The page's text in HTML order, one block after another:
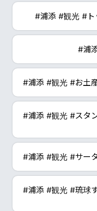
#浦添 #観光 #
#浦
#浦添 #観光 #お土
#浦添 #観光 #スタ
#浦添 #観光 #サー
#浦添 #観光 #琉球